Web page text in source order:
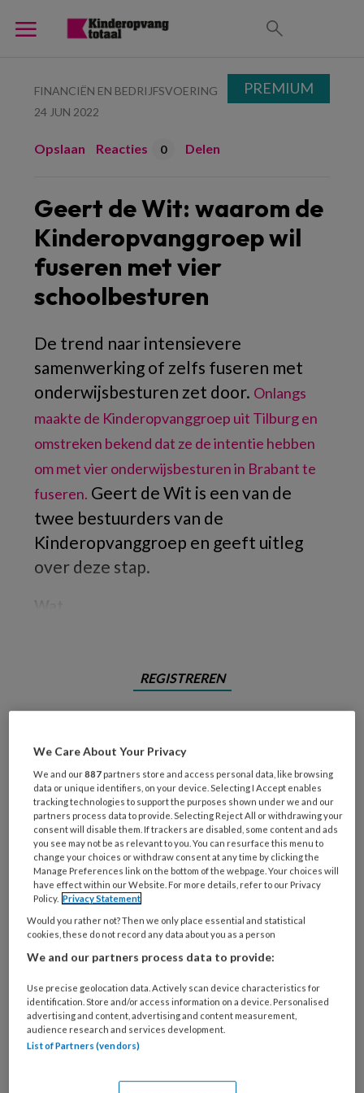
FINANCIËN EN BEDRIJFSVOERING
24 JUN 2022
Opslaan Reacties 0 Delen
Geert de Wit: waarom de
Kinderopvanggroep wil
fuseren met vier
schoolbesturen
De trend naar intensievere
samenwerking of zelfs fuseren met
onderwijsbesturen zet door. Onlangs
maakte de Kinderopvanggroep uit Tilburg en
omstreken bekend dat ze de intentie hebben
om met vier onderwijsbesturen in Brabant te
fuseren. Geert de Wit is een van de
twee bestuurders van de
Kinderopvanggroep en geeft uitleg
over deze stap.
REGISTREREN
Maak gratis een account aan en lees 2
artikelen gratis per maand
Al een account of abonnement?Log dan in
Wat
is
je
e-
mailadres?
* *
Kies
wachtwoord* *
Kies
je
functie *
PREMIUM
We Care About Your Privacy
We and our887 partners store and access personal data, like browsing
data or unique identifiers, on your device. Selecting I Accept enables
tracking technologies to support the purposes shown under we and our
partners process data to provide. Selecting Reject All or withdrawing your
consent will disable them. If trackers are disabled, some content and ads
you see may not be as relevant to you. You can resurface this menu to
change your choices or withdraw consent at any time by clicking the
Manage Preferences link on the bottom of the webpage. Your choices will
have effect within our Website. For more details, refer to our Privacy
Policy. Privacy Statement
Would you rather not? Then we only place essential and statistical
cookies, these do not record any data about you as a person
We and our partners process data to provide:
Use precise geolocation data. Actively scan device characteristics for
identification. Store and/or access information on a device. Personalised
advertising and content, advertising and content measurement,
audience research and services development.
List of Partners (vendors)